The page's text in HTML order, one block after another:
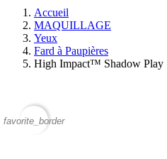
Accueil
MAQUILLAGE
Yeux
Fard à Paupières
High Impact™ Shadow Play
favorite_border